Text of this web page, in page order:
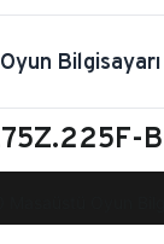
Oyun Bilgisayarı